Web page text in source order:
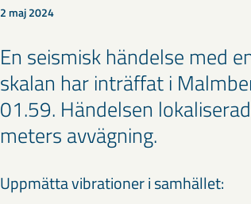
2 maj 2024
En seismisk händelse med
skalan har inträffat i
01.59. Händelsen
meters avvägning.
Uppmätta vibrationer i samhället: